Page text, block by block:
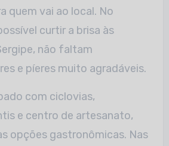
quem vai ao local. No
curtir a brisa às
não faltam
e píeres muito agradáveis.
com ciclovias,
e centro de artesanato,
opções gastronômicas. Nas